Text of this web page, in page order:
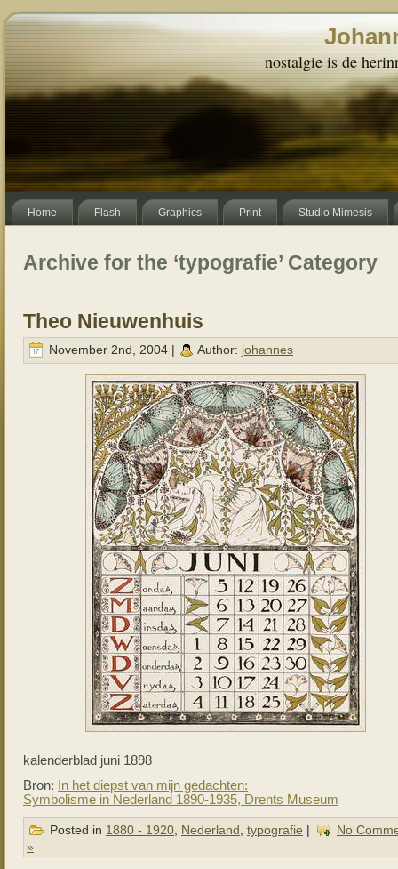
nostalgie is de
Home Flash Graphics Print Studio Mimesis
Archive for the ‘typografie’ Category
Theo Nieuwenhuis
November 2nd, 2004 | Author: johannes
kalenderblad juni 1898
Bron:
In het diepst van mijn gedachten:
Symbolisme in Nederland 1890-1935, Drents Museum
Posted in 1880 - 1920 Nederland typografie |
No
»